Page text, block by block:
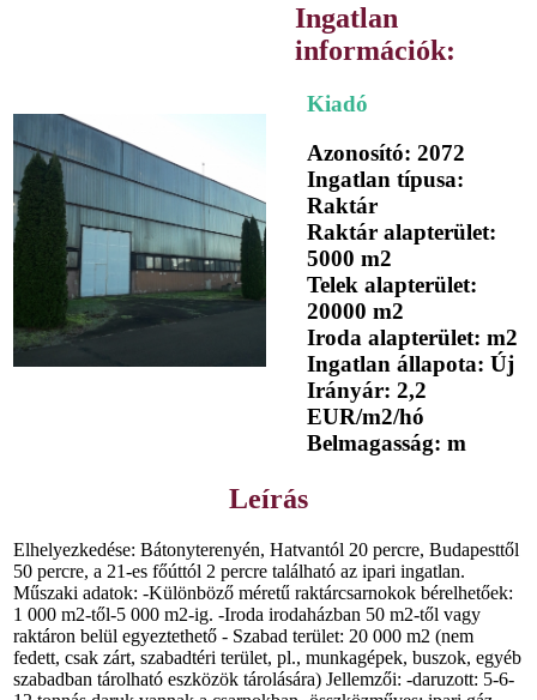
Ingatlan
információk:
Kiadó
Azonosító: 2072
Ingatlan típusa:
Raktár
Raktár alapterület:
5000 m2
Telek alapterület:
20000 m2
Iroda alapterület: m2
Ingatlan állapota: Új
Irányár: 2,2
EUR/m2/hó
Belmagasság: m
Leírás
Elhelyezkedése: Bátonyterenyén, Hatvantól 20 percre, Budapesttől
50 percre, a 21-es főúttól 2 percre található az ipari ingatlan.
Műszaki adatok: -Különböző méretű raktárcsarnokok bérelhetőek:
1 000 m2-től-5 000 m2-ig. -Iroda irodaházban 50 m2-től vagy
raktáron belül egyeztethető - Szabad terület: 20 000 m2 (nem
fedett, csak zárt, szabadtéri terület, pl., munkagépek, buszok, egyéb
szabadban tárolható eszközök tárolására) Jellemzői: -daruzott: 5-6-